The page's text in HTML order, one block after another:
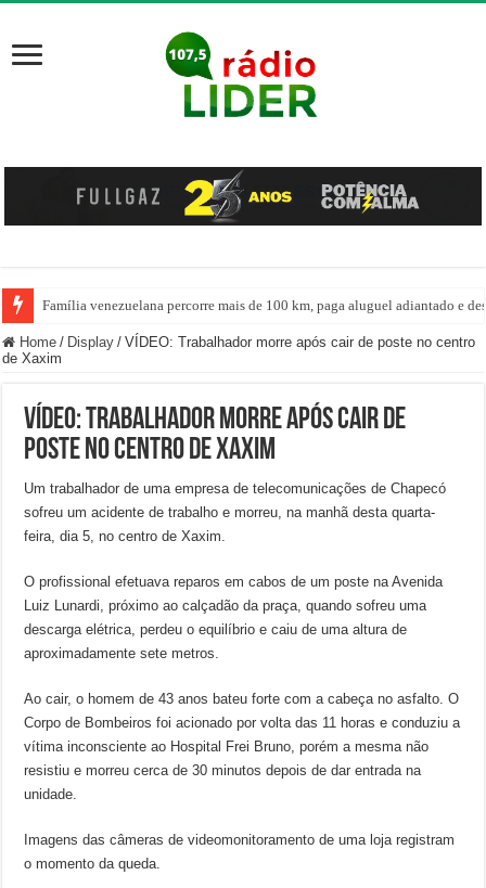
Família venezuelana percorre mais de 100 km, paga aluguel adiantado e
Centro de ciclone fica sobre o oceano e não atinge diretamente SC,
Home / Display / VÍDEO: Trabalhador morre após cair de poste no centro
de Xaxim
VÍDEO: Trabalhador morre após cair de
poste no centro de Xaxim
Um trabalhador de uma empresa de telecomunicações de Chapecó
sofreu um acidente de trabalho e morreu, na manhã desta quarta-
feira, dia 5, no centro de Xaxim.
O profissional efetuava reparos em cabos de um poste na Avenida
Luiz Lunardi, próximo ao calçadão da praça, quando sofreu uma
descarga elétrica, perdeu o equilíbrio e caiu de uma altura de
aproximadamente sete metros.
Ao cair, o homem de 43 anos bateu forte com a cabeça no asfalto. O
Corpo de Bombeiros foi acionado por volta das 11 horas e conduziu a
vítima inconsciente ao Hospital Frei Bruno, porém a mesma não
resistiu e morreu cerca de 30 minutos depois de dar entrada na
unidade.
Imagens das câmeras de videomonitoramento de uma loja registram
o momento da queda.